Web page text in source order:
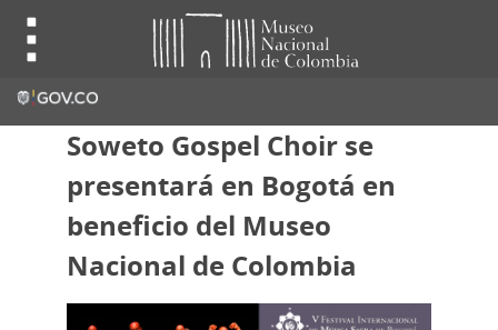
Soweto Gospel Choir se
presentará en Bogotá en
beneficio del Museo
Nacional de Colombia